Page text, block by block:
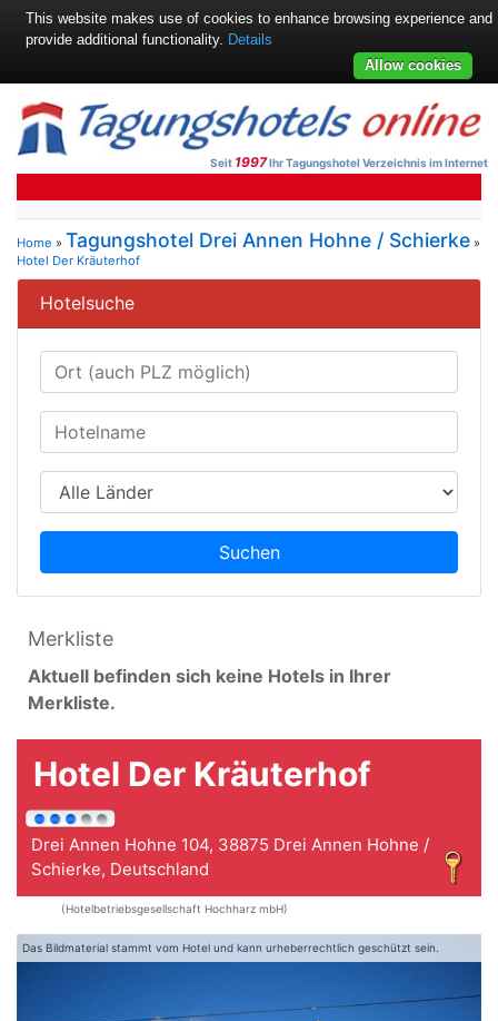
Seit 1997Ihr Tagungshotel Verzeichnis im Internet
Home » Tagungshotel Drei Annen Hohne / Schierke »
Hotel Der Kräuterhof
Hotelsuche
Suchen
Merkliste
Aktuell befinden sich keine Hotels in Ihrer
Merkliste.
Hotel Der Kräuterhof
Drei Annen Hohne 104, 38875 Drei Annen Hohne /
Schierke, Deutschland
(Hotelbetriebsgesellschaft Hochharz mbH)
Das Bildmaterial stammt vom Hotel und kann urheberrechtlich geschützt sein.
This website makes use of cookies to enhance browsing experience and
provide additional functionality. Details
Allow cookies